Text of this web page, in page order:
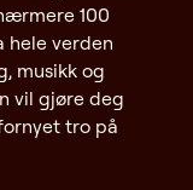
100
hele verden
musikk og
vil gjøre deg
tro på